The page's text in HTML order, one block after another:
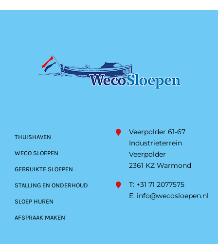
THUISHAVEN
WECO SLOEPEN
GEBRUIKTE SLOEPEN
STALLING EN ONDERHOUD
SLOEP HUREN
AFSPRAAK MAKEN
Veerpolder 61-67
Industrieterrein
Veerpolder
2361 KZ Warmond
T: +31 71 2077575
E: info@wecosloepen.nl